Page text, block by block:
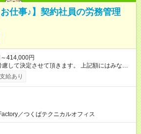
お仕事♪】契約社員の労務管理
414,000円
して決定させて頂きます。 上記額にはみなし
間分、60000円分）を含みます。※超過分は全額
給あり
／つくばテクニカルオフィス